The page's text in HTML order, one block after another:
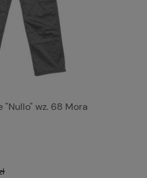
wz. 68 Mora